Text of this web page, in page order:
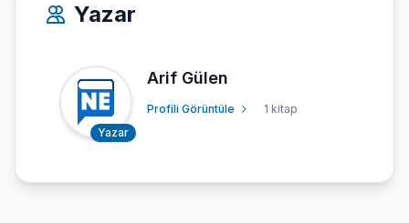
Yazar
Yazar
Arif Gülen
Profili Görüntüle 1 kitap